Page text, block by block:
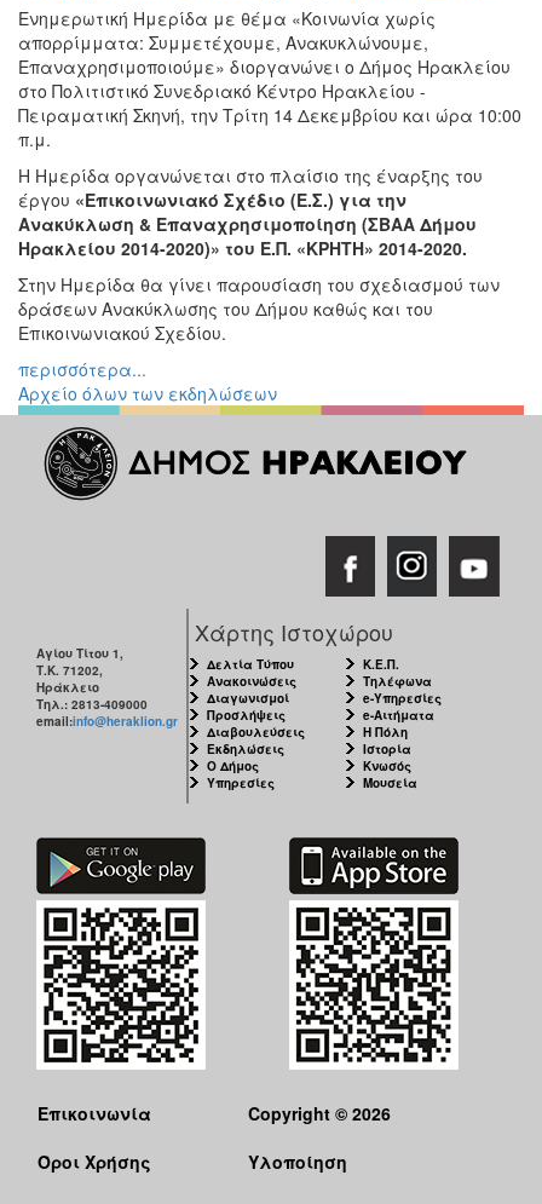
Ενημερωτική Ημερίδα με θέμα «Κοινωνία χωρίς
απορρίμματα: Συμμετέχουμε, Ανακυκλώνουμε,
Επαναχρησιμοποιούμε» διοργανώνει ο Δήμος Ηρακλείου
στο Πολιτιστικό Συνεδριακό Κέντρο Ηρακλείου -
Πειραματική Σκηνή, την Τρίτη 14 Δεκεμβρίου και ώρα 10:00
π.μ.
Η Ημερίδα οργανώνεται στο πλαίσιο της έναρξης του
έργου «Επικοινωνιακό Σχέδιο (Ε.Σ.) για την
Ανακύκλωση & Επαναχρησιμοποίηση (ΣΒΑΑ Δήμου
Ηρακλείου 2014-2020)» του Ε.Π. «ΚΡΗΤΗ» 2014-2020.
Στην Ημερίδα θα γίνει παρουσίαση του σχεδιασμού των
δράσεων Ανακύκλωσης του Δήμου καθώς και του
Επικοινωνιακού Σχεδίου.
περισσότερα...
Αρχείο όλων των εκδηλώσεων
Αγίου Τίτου 1,
Τ.Κ. 71202,
Ηράκλειο
Τηλ.: 2813-409000
email:info@heraklion.gr
Χάρτης Ιστοχώρου
Δελτία Τύπου
Ανακοινώσεις
Διαγωνισμοί
Προσλήψεις
Διαβουλεύσεις
Εκδηλώσεις
Ο Δήμος
Υπηρεσίες
Κ.Ε.Π.
Τηλέφωνα
e-Υπηρεσίες
e-Αιτήματα
Η Πόλη
Ιστορία
Κνωσός
Μουσεία
Επικοινωνία
Όροι Χρήσης
Copyright © 2026
Υλοποίηση